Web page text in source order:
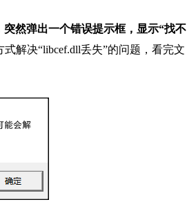
然弹出一个错误提示框，显示“找不
解决“libcef.dll丢失”的问题，看完文